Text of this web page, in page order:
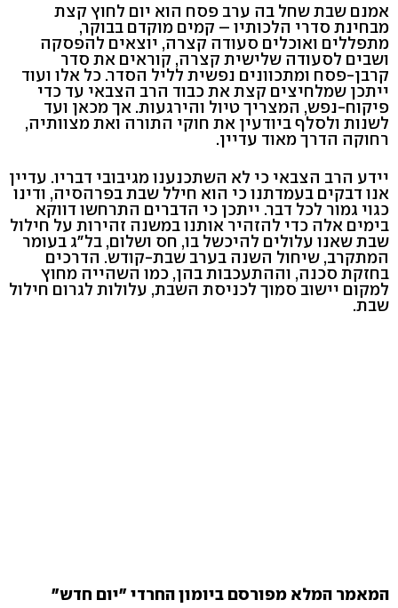
אמנם שבת שחל בה ערב פסח הוא יום לחוץ קצת
מבחינת סדרי הלכותיו – קמים מוקדם בבוקר,
מתפללים ואוכלים סעודה קצרה, יוצאים להפסקה
ושבים לסעודה שלישית קצרה, קוראים את סדר
קרבן-פסח ומתכוונים נפשית לליל הסדר. כל אלו ועוד
ייתכן שמלחיצים קצת את כבוד הרב הצבאי עד כדי
פיקוח-נפש, המצריך טיול והירגעות. אך מכאן ועד
לשנות ולסלף ביודעין את חוקי התורה ואת מצוותיה,
רחוקה הדרך מאוד עדיין.
יידע הרב הצבאי כי לא השתכנענו מגיבובי דבריו. עדיין
אנו דבקים בעמדתנו כי הוא חילל שבת בפרהסיה, ודינו
כגוי גמור לכל דבר. ייתכן כי הדברים התרחשו דווקא
בימים אלה כדי להזהיר אותנו במשנה זהירות על חילול
שבת שאנו עלולים להיכשל בו, חס ושלום, בל"ג בעומר
המתקרב, שיחול השנה בערב שבת-קודש. הדרכים
בחזקת סכנה, וההתעכבות בהן, כמו השהייה מחוץ
למקום יישוב סמוך לכניסת השבת, עלולות לגרום חילול
שבת.
המאמר המלא מפורסם ביומון החרדי "יום חדש"